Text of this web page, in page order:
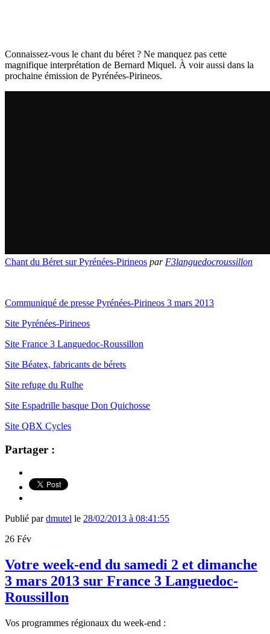
Connaissez-vous le chant du béret ? Ne manquez pas cette
magnifique interprétation de Bernard Miquel. À voir aussi dans la
prochaine émission de Pyrénées-Pirineos.
Chant du Béret sur Pyrénées-Pirineos par F3languedocroussillon
Communiqué de presse Pyrénées-Pirineos 3 mars 2013
Site Pyrénées-Pirineos
Site France 3 Languedoc-Roussillon
Site Béatex, fabricants de bérets
Site refuge du Rulhe
Site Espadrille basque Don Quichosse
Site QBX Cycles
Partager :
Publié pardmutel le 28/02/2013 à 08:41:55
26 Fév
Votre week-end du samedi 2 et dimanche
3 mars 2013 sur France 3 Languedoc-
Roussillon
Vos programmes régionaux du week-end :